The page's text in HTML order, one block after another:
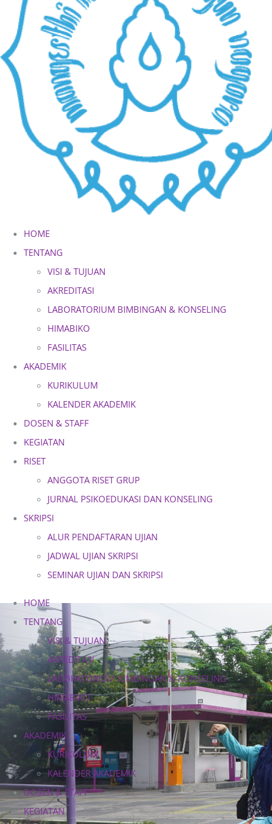
HOME
TENTANG
VISI & TUJUAN
AKREDITASI
LABORATORIUM BIMBINGAN & KONSELING
HIMABIKO
FASILITAS
AKADEMIK
KURIKULUM
KALENDER AKADEMIK
DOSEN & STAFF
KEGIATAN
RISET
ANGGOTA RISET GRUP
JURNAL PSIKOEDUKASI DAN KONSELING
SKRIPSI
ALUR PENDAFTARAN UJIAN
JADWAL UJIAN SKRIPSI
SEMINAR UJIAN DAN SKRIPSI
HOME
TENTANG
VISI & TUJUAN
AKREDITASI
LABORATORIUM BIMBINGAN & KONSELING
HIMABIKO
FASILITAS
AKADEMIK
KURIKULUM
KALENDER AKADEMIK
DOSEN & STAFF
KEGIATAN